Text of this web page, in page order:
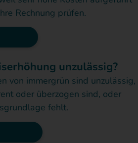
Rechnung prüfen.
unzulässig?
von immergrün sind unzulässig,
oder überzogen sind, oder
fehlt.